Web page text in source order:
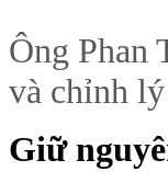
Ông Phan
và chỉnh
Giữ